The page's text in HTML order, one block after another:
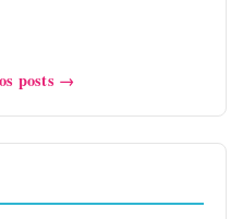
posts →